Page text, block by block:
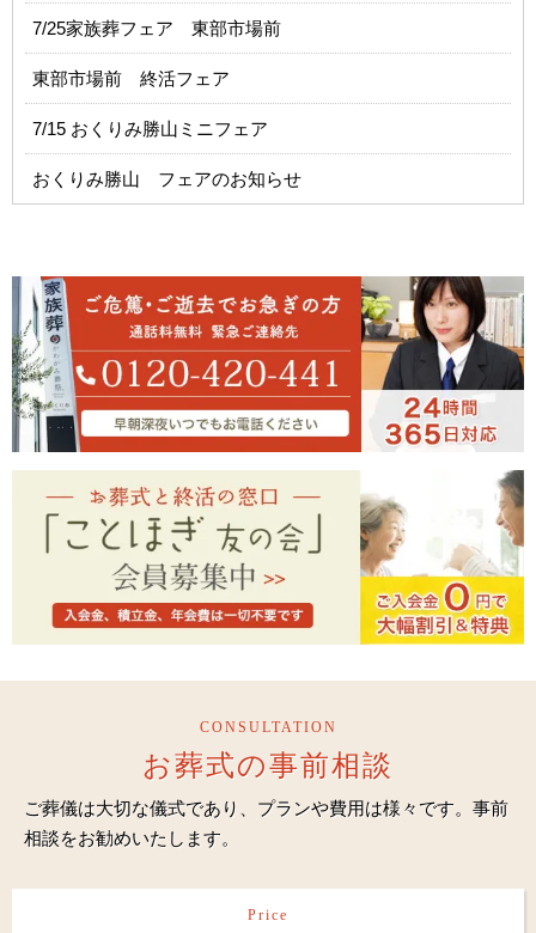
7/25家族葬フェア 東部市場前
東部市場前 終活フェア
7/15 おくりみ勝山ミニフェア
おくりみ勝山 フェアのお知らせ
CONSULTATION
お葬式の事前相談
ご葬儀は大切な儀式であり、プランや費用は様々です。事前
相談をお勧めいたします。
Price